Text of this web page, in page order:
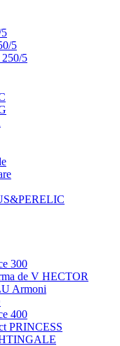
5
5
300
de V HECTOR
Armoni
400
PRINCESS